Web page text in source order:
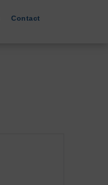
Contact